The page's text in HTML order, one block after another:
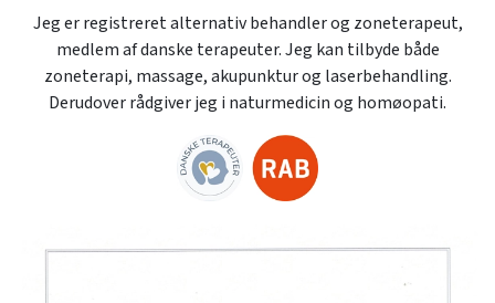
Jeg er registreret alternativ behandler og zoneterapeut,
medlem af danske terapeuter. Jeg kan tilbyde både
zoneterapi, massage, akupunktur og laserbehandling.
Derudover rådgiver jeg i naturmedicin og homøopati.